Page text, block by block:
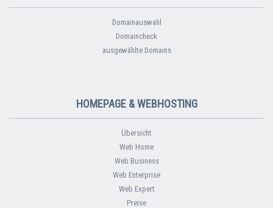
Domainauswahl
Domaincheck
ausgewählte Domains
HOMEPAGE & WEBHOSTING
Übersicht
Web Home
Web Business
Web Enterprise
Web Expert
Preise